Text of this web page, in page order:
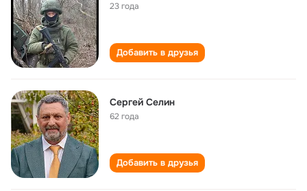
23 года
Добавить в друзья
Сергей Селин
62 года
Добавить в друзья